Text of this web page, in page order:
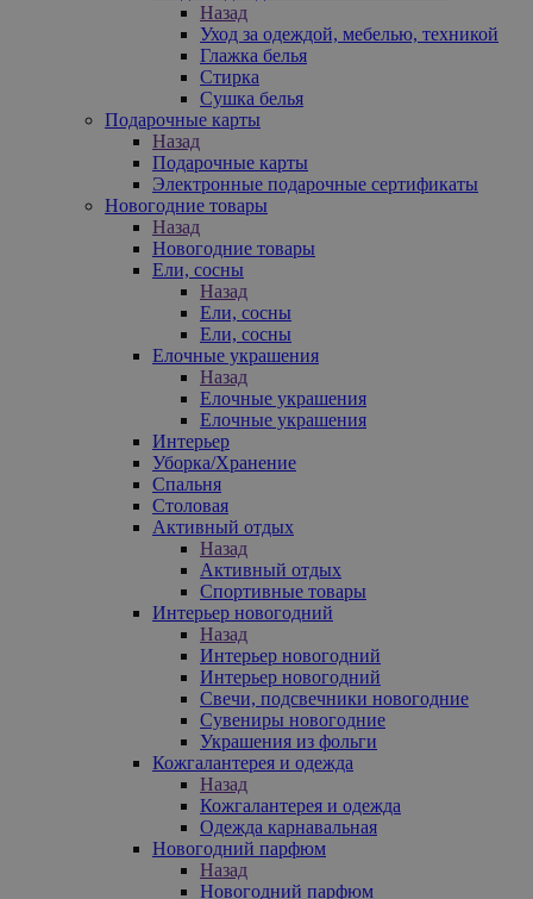
Назад
Уход за одеждой, мебелью, техникой
Глажка белья
Стирка
Сушка белья
Подарочные карты
Назад
Подарочные карты
Электронные подарочные сертификаты
Новогодние товары
Назад
Новогодние товары
Ели, сосны
Назад
Ели, сосны
Ели, сосны
Елочные украшения
Назад
Елочные украшения
Елочные украшения
Интерьер
Уборка/Хранение
Спальня
Столовая
Активный отдых
Назад
Активный отдых
Спортивные товары
Интерьер новогодний
Назад
Интерьер новогодний
Интерьер новогодний
Свечи, подсвечники новогодние
Сувениры новогодние
Украшения из фольги
Кожгалантерея и одежда
Назад
Кожгалантерея и одежда
Одежда карнавальная
Новогодний парфюм
Назад
Новогодний парфюм